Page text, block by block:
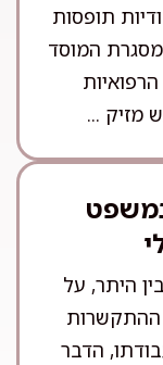
תופסות
המוסד
מזיק ...
היתר, על
ההתקשרות
הדבר